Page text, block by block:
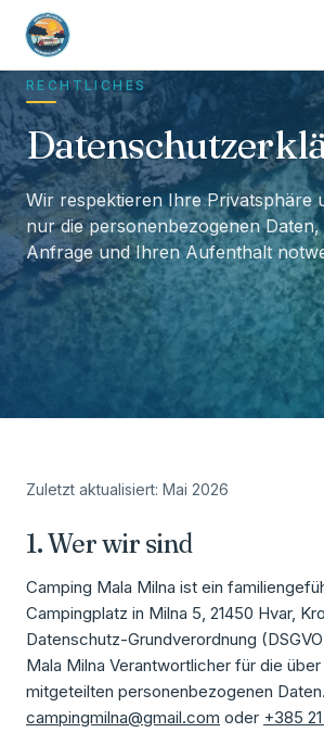
RECHTLICHES
Wir respektieren Ihre Privatsphäre
nur die personenbezogenen
Anfrage und Ihren Aufenthalt
Zuletzt aktualisiert: Mai 2026
1. Wer wir sind
Camping Mala Milna ist ein
Campingplatz in Milna 5, 21450 Hvar,
Datenschutz-Grundverordnung
Mala Milna Verantwortlicher für die
mitgeteilten personenbezogenen
campingmilna@gmail.com oder +385